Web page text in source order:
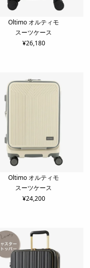
Oltimo オルティモ
スーツケース
¥26,180
Oltimo オルティモ
スーツケース
¥24,200